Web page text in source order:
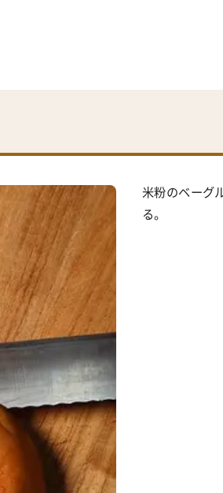
米粉のベーグ
る。